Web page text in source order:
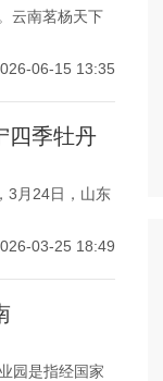
云南茗杨天下
06-15 13:35
四季牡丹
3月24日，山东
03-25 18:49
园是指经国家